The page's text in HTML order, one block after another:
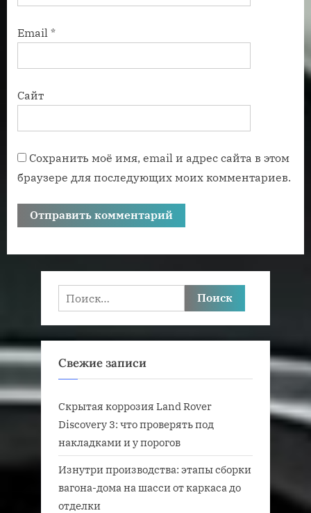
Email *
Сайт
Сохранить моё имя, email и адрес сайта в этом
браузере для последующих моих комментариев.
Найти:
Свежие записи
Скрытая коррозия Land Rover
Discovery 3: что проверять под
накладками и у порогов
Изнутри производства: этапы сборки
вагона-дома на шасси от каркаса до
отделки